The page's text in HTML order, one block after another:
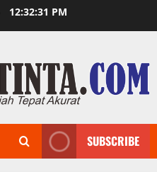
12:32:32 PM
SUBSCRIBE